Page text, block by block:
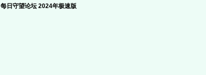
每日守望论坛 2024年极速版